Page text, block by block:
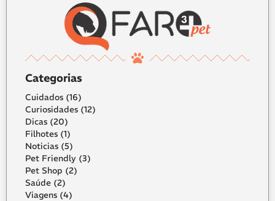
Categorias
Cuidados (16)
Curiosidades (12)
Dicas (20)
Filhotes (1)
Noticias (5)
Pet Friendly (3)
Pet Shop (2)
Saúde (2)
Viagens (4)